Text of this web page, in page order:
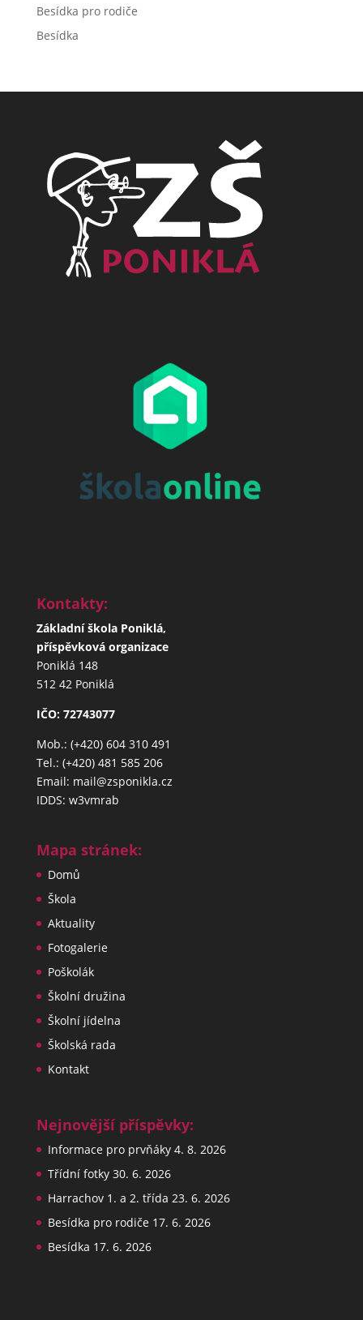
Besídka pro rodiče
Besídka
Kontakty:
Základní škola Poniklá,
příspěvková organizace
Poniklá 148
512 42 Poniklá
IČO: 72743077
Mob.: (+420) 604 310 491
Tel.: (+420) 481 585 206
Email: mail@zsponikla.cz
IDDS: w3vmrab
Mapa stránek:
Domů
Škola
Aktuality
Fotogalerie
Poškolák
Školní družina
Školní jídelna
Školská rada
Kontakt
Nejnovější příspěvky:
Informace pro prvňáky 4. 8. 2026
Třídní fotky 30. 6. 2026
Harrachov 1. a 2. třída 23. 6. 2026
Besídka pro rodiče 17. 6. 2026
Besídka 17. 6. 2026